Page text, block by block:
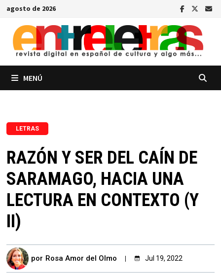
Saltar
contenido
agosto de 2026
MENÚ
LETRAS
RAZÓN Y SER DEL CAÍN DE
SARAMAGO, HACIA UNA
LECTURA EN CONTEXTO (Y
II)
por Rosa Amor del Olmo Jul 19, 2022